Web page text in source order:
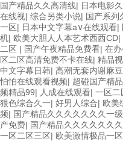
国产精品久久高清线| 日本电影久
在线视| 综合另类小说| 国产系列
一区| 日本中文字幕a∨在线观看|
机| 欧美大胆人人本艺术西西CD|
二区 | 国产午夜精品免费看| 在
区二区高清免费不卡在线| 精品
中文字幕日韩| 高潮无套内谢麻
怕怕在线观看视频| 超碰国产精
频精品99| 人成在线观看| 一区二
狠色综合久一| 好男人综合| 欧美
频| 国产精品久久久久久久久一级
产免费| 国产精品久久久久久久
一区二区三区| 欧美激情极品一